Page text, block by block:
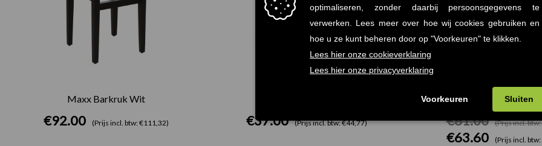
Maxx Barkruk Wit
€92.00 (Prijs incl. btw: €111,32) €37.00 (Prijs incl. btw: €44,77)
Set van 2 Calais
€81.00 (Prijs incl.
€63.60 (Prijs incl.